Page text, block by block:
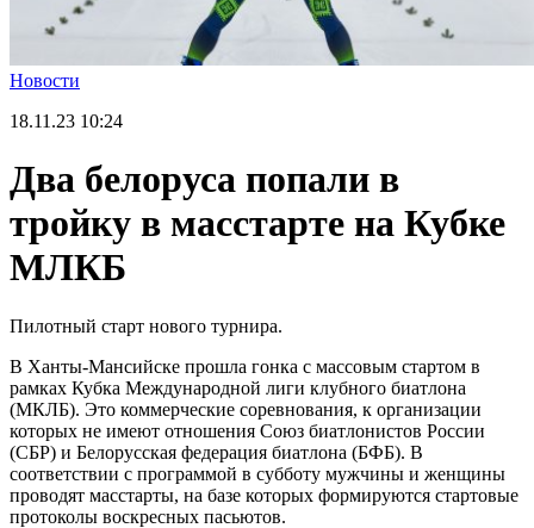
Новости
18.11.23 10:24
Два белоруса попали в
тройку в масстарте на Кубке
МЛКБ
Пилотный старт нового турнира.
В Ханты-Мансийске прошла гонка с массовым стартом в
рамках Кубка Международной лиги клубного биатлона
(МКЛБ). Это коммерческие соревнования, к организации
которых не имеют отношения Союз биатлонистов России
(СБР) и Белорусская федерация биатлона (БФБ). В
соответствии с программой в субботу мужчины и женщины
проводят масстарты, на базе которых формируются стартовые
протоколы воскресных пасьютов.